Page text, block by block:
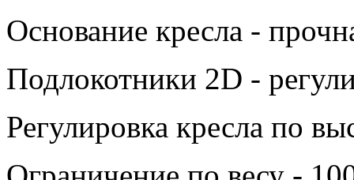
Основание кресла -
Подлокотники 2D -
Регулировка кресла по